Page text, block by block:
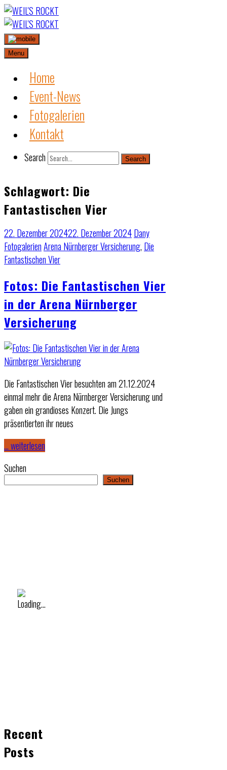
Skip
to
content
Menu
Home
Event-News
Fotogalerien
Kontakt
Search Search
Schlagwort: Die
Fantastischen Vier
22. Dezember 202422. Dezember 2024Dany
FotogalerienArena Nürnberger Versicherung, Die
Fantastischen Vier
Fotos: Die Fantastischen Vier
in der Arena Nürnberger
Versicherung
Die Fantastischen Vier besuchten am 21.12.2024
einmal mehr die Arena Nürnberger Versicherung und
gaben ein grandioses Konzert. Die Jungs
präsentierten ihr neues
… weiterlesen
Suchen
Suchen
Recent
Posts